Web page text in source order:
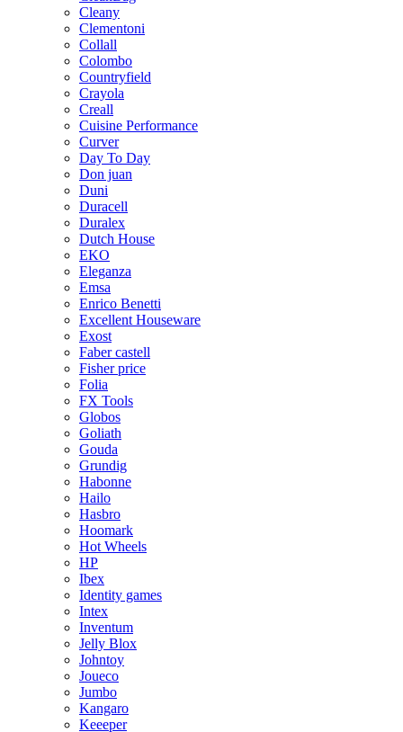
Cleany
Clementoni
Collall
Colombo
Countryfield
Crayola
Creall
Cuisine Performance
Curver
Day To Day
Don juan
Duni
Duracell
Duralex
Dutch House
EKO
Eleganza
Emsa
Enrico Benetti
Excellent Houseware
Exost
Faber castell
Fisher price
Folia
FX Tools
Globos
Goliath
Gouda
Grundig
Habonne
Hailo
Hasbro
Hoomark
Hot Wheels
HP
Ibex
Identity games
Intex
Inventum
Jelly Blox
Johntoy
Joueco
Jumbo
Kangaro
Keeeper